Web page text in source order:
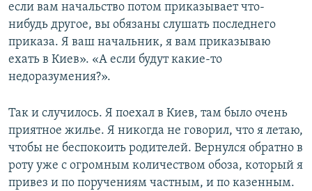
если вам начальство потом приказывает что-
нибудь другое, вы обязаны слушать последнего
приказа. Я ваш начальник, я вам приказываю
ехать в Киев». «А если будут какие-то
недоразумения?».
Так и случилось. Я поехал в Киев, там было очень
приятное жилье. Я никогда не говорил, что я летаю,
чтобы не беспокоить родителей. Вернулся обратно в
роту уже с огромным количеством обоза, который я
привез и по поручениям частным, и по казенным.